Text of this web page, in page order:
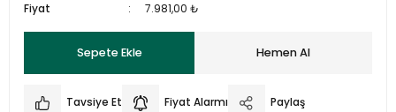
Fiyat
7.981,00 ₺
Sepete Ekle Hemen Al
Tavsiye Et Fiyat Alarmı Paylaş